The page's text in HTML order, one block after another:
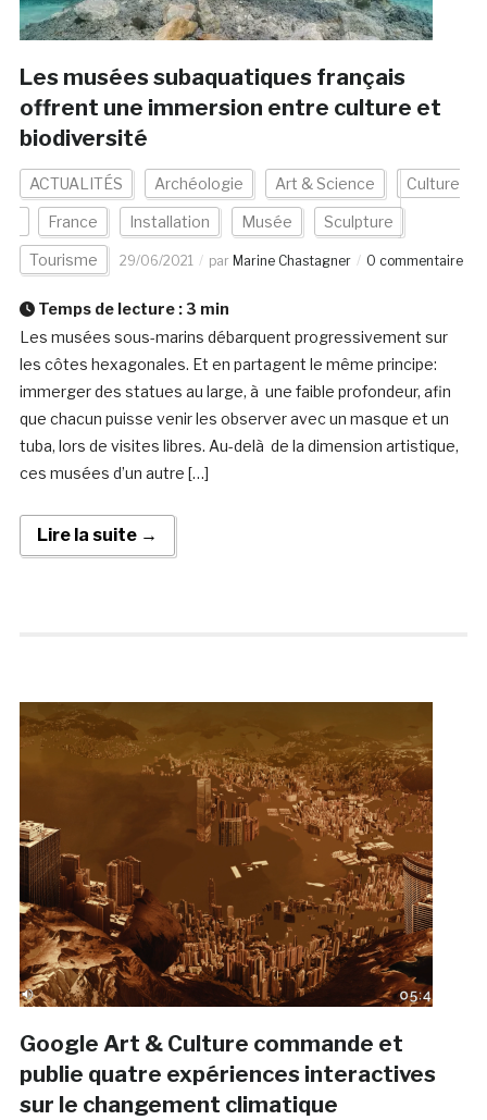
Les musées subaquatiques français
offrent une immersion entre culture et
biodiversité
ACTUALITÉS Archéologie Art & Science Culture
France Installation Musée Sculpture
Tourisme 29/06/2021 par Marine Chastagner 0 commentaire
Temps de lecture : 3 min
Les musées sous-marins débarquent progressivement sur
les côtes hexagonales. Et en partagent le même principe:
immerger des statues au large, à une faible profondeur, afin
que chacun puisse venir les observer avec un masque et un
tuba, lors de visites libres. Au-delà de la dimension artistique,
ces musées d’un autre […]
Lire la suite →
Google Art & Culture commande et
publie quatre expériences interactives
sur le changement climatique